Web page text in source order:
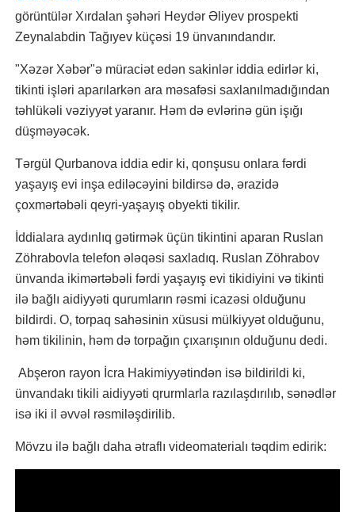
görüntülər Xırdalan şəhəri Heydər Əliyev prospekti
Zeynalabdin Tağıyev küçəsi 19 ünvanındandır.
"Xəzər Xəbər"ə müraciət edən sakinlər iddia edirlər ki,
tikinti işləri aparılarkən ara məsafəsi saxlanılmadığından
təhlükəli vəziyyət yaranır. Həm də evlərinə gün işığı
düşməyəcək.
Tərgül Qurbanova iddia edir ki, qonşusu onlara fərdi
yaşayış evi inşa ediləcəyini bildirsə də, ərazidə
çoxmərtəbəli qeyri-yaşayış obyekti tikilir.
İddialara aydınlıq gətirmək üçün tikintini aparan Ruslan
Zöhrabovla telefon ələqəsi saxladıq. Ruslan Zöhrabov
ünvanda ikimərtəbəli fərdi yaşayış evi tikidiyini və tikinti
ilə bağlı aidiyyəti qurumların rəsmi icazəsi olduğunu
bildirdi. O, torpaq sahəsinin xüsusi mülkiyyət olduğunu,
həm tikilinin, həm də torpağın çıxarışının olduğunu dedi.
Abşeron rayon İcra Hakimiyyətindən isə bildirildi ki,
ünvandakı tikili aidiyyəti qrurmlarla razılaşdırılıb, sənədlər
isə iki il əvvəl rəsmiləşdirilib.
Mövzu ilə bağlı daha ətraflı videomaterialı təqdim edirik: